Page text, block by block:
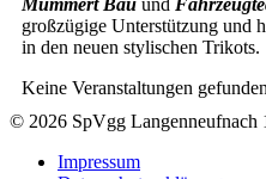
Mummert Bau und
großzügige Unterstützung und
in den neuen stylischen Trikots.
Keine Veranstaltungen gefunden
© 2026 SpVgg Langenneufnach
Impressum